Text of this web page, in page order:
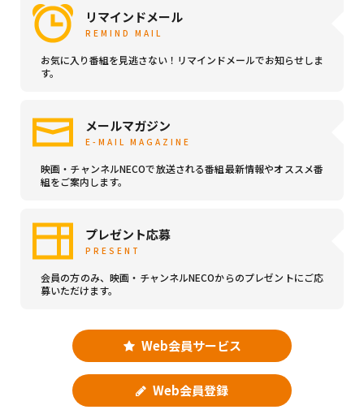
リマインドメール
REMIND MAIL
お気に入り番組を見逃さない！リマインドメールでお知らせしま
す。
メールマガジン
E-MAIL MAGAZINE
映画・チャンネルNECOで放送される番組最新情報やオススメ番
組をご案内します。
プレゼント応募
PRESENT
会員の方のみ、映画・チャンネルNECOからのプレゼントにご応
募いただけます。
Web会員サービス
Web会員登録